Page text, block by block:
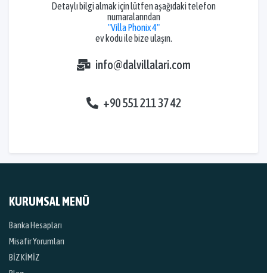
Detaylı bilgi almak için lütfen aşağıdaki telefon
numaralarından
"Villa Phonix 4"
ev kodu ile bize ulaşın.
info@dalvillalari.com
+90 551 211 37 42
KURUMSAL MENÜ
Banka Hesapları
Misafir Yorumları
BİZ KİMİZ